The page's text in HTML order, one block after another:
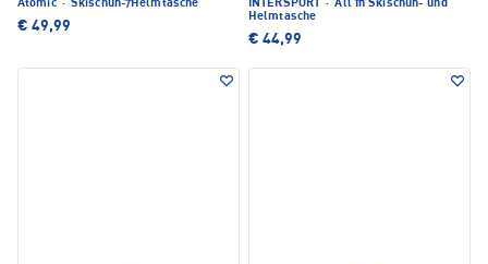
Atomic · Skischuh-/Helmtasche
€ 49,99
INTERSPORT · All In Skischuh- und
Helmtasche
€ 44,99